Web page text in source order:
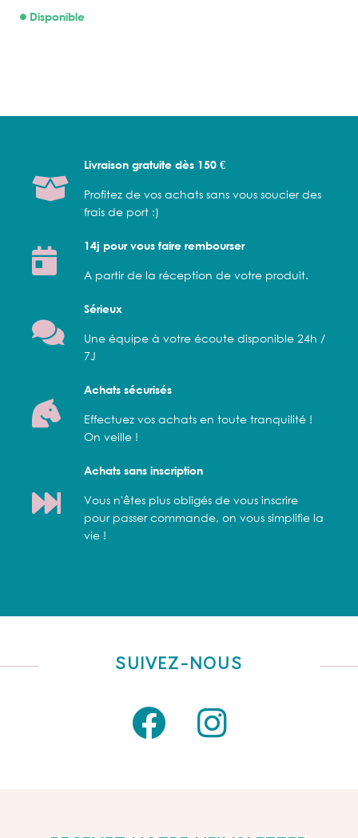
Disponible
Livraison gratuite dès 150 €
Profitez de vos achats sans vous soucier des
frais de port :)
14j pour vous faire rembourser
A partir de la réception de votre produit.
Sérieux
Une équipe à votre écoute disponible 24h /
7J
Achats sécurisés
Effectuez vos achats en toute tranquilité !
On veille !
Achats sans inscription
Vous n'êtes plus obligés de vous inscrire
pour passer commande, on vous simplifie la
vie !
SUIVEZ-NOUS